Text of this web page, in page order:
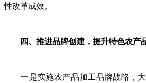
性改革成效。
四、推进品牌创建，提升特色农产
一是实施农产品加工品牌战略，大